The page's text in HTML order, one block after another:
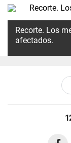
Recorte. Los
afectados.